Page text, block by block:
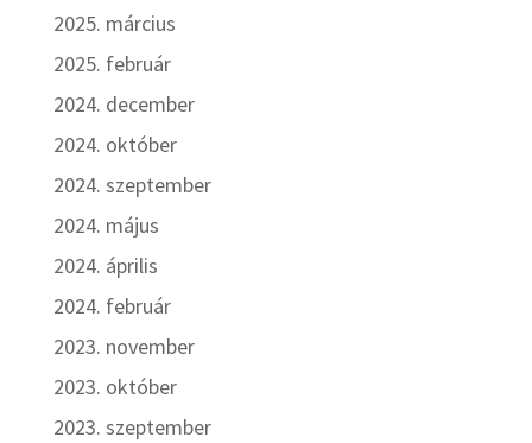
2025. március
2025. február
2024. december
2024. október
2024. szeptember
2024. május
2024. április
2024. február
2023. november
2023. október
2023. szeptember